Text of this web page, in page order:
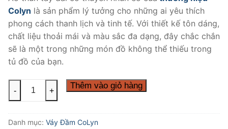
Colyn là sản phẩm lý tưởng cho những ai yêu thích
phong cách thanh lịch và tinh tế. Với thiết kế tôn dáng,
chất liệu thoải mái và màu sắc đa dạng, đây chắc chắn
sẽ là một trong những món đồ không thể thiếu trong
tủ đồ của bạn.
Chuyên
Sỉ
Thun
- + Thêm vào giỏ hàng
Danh mục: Váy Đầm CoLyn